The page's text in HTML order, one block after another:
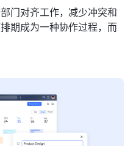
门对齐工作，减少冲突和
期成为一种协作过程，而